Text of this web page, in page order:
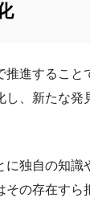
進すること
し、新たな発
に独自の知識
その存在すら